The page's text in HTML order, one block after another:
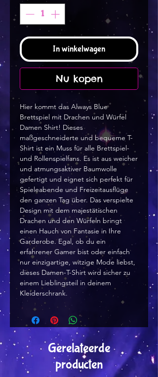
In winkelwagen
Nu kopen
Hier kommt das Always Blue
Brettspiel mit Drachen und Würfel
Damen Shirt! Dieses
maßgeschneiderte und bequeme T-
Shirt ist ein Muss für alle Brettspiel-
und Rollenspielfans. Es ist aus weicher
und atmungsaktiver Baumwolle
gefertigt und eignet sich perfekt für
Spieleabende und Freizeitausflüge
den ganzen Tag über. Das verspielte
Design mit dem majestätischen
Drachen und den Würfeln bringt
einen Hauch von Fantasie in Ihre
Garderobe. Egal, ob du ein
erfahrener Gamer bist oder einfach
nur einzigartige, witzige Mode liebst,
dieses Damen-T-Shirt wird sicher zu
einem Lieblingsteil in deinem
Kleiderschrank.
Gerelateerde
producten